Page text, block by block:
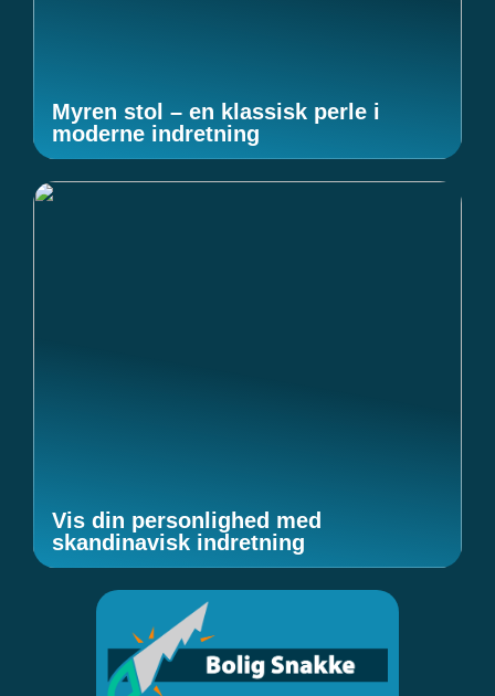
Myren stol – en klassisk perle i
moderne indretning
Vis din personlighed med
skandinavisk indretning